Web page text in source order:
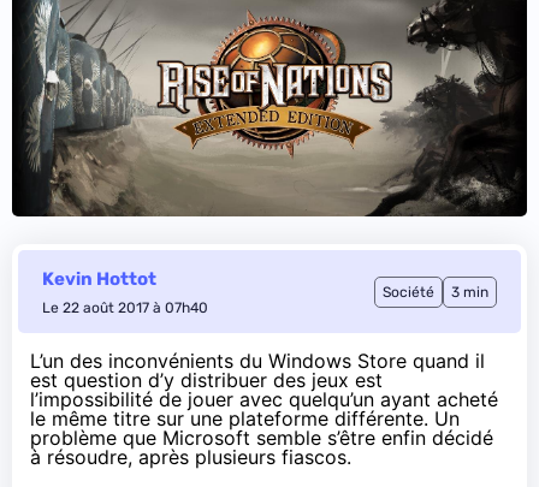
Kevin Hottot
Le 22 août 2017 à 07h40
Société 3 min
L’un des inconvénients du Windows Store quand il
est question d’y distribuer des jeux est
l’impossibilité de jouer avec quelqu’un ayant acheté
le même titre sur une plateforme différente. Un
problème que Microsoft semble s’être enfin décidé
à résoudre, après plusieurs fiascos.